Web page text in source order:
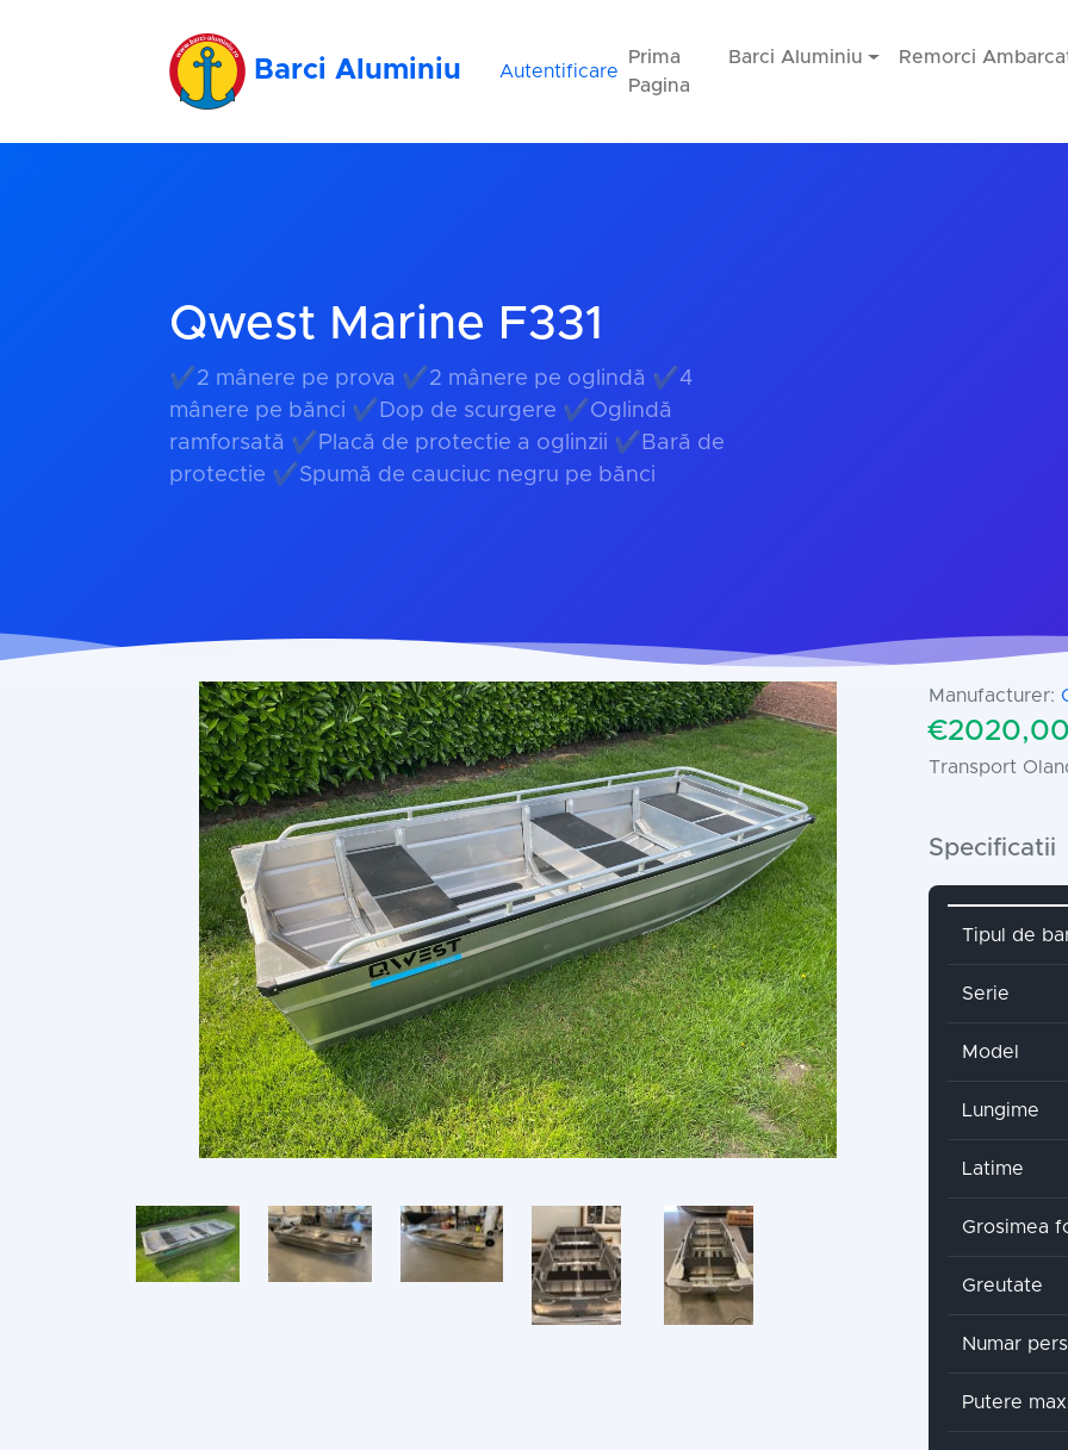
Barci Aluminiu Autentificare
Prima
Pagina
Barci Aluminiu Remorci
Qwest Marine F331
✔2 mânere pe prova ✔2 mânere pe oglindă ✔4
mânere pe bănci ✔Dop de scurgere ✔Oglindă
ramforsată ✔Placă de protectie a oglinzii ✔Bară de
protectie ✔Spumă de cauciuc negru pe bănci
Manufacturer:
Transport
Specificatii
Attribute
Tipul de
Serie
Model
Lungime
Latime
Grosimea
Greutate
Numar
Putere